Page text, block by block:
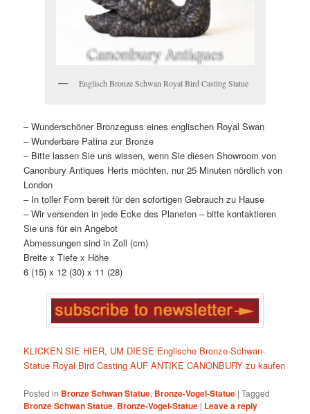
Englisch Bronze Schwan Royal Bird Casting Statue
– Wunderschöner Bronzeguss eines englischen Royal Swan
– Wunderbare Patina zur Bronze
– Bitte lassen Sie uns wissen, wenn Sie diesen Showroom von
Canonbury Antiques Herts möchten, nur 25 Minuten nördlich von
London
– In toller Form bereit für den sofortigen Gebrauch zu Hause
– Wir versenden in jede Ecke des Planeten – bitte kontaktieren
Sie uns für ein Angebot
Abmessungen sind in Zoll (cm)
Breite x Tiefe x Höhe
6 (15) x 12 (30) x 11 (28)
KLICKEN SIE HIER, UM DIESE Englische Bronze-Schwan-
Statue Royal Bird Casting AUF ANTIKE CANONBURY zu kaufen
Posted in Bronze Schwan Statue, Bronze-Vogel-Statue |Tagged
Bronze Schwan Statue, Bronze-Vogel-Statue | Leave a reply